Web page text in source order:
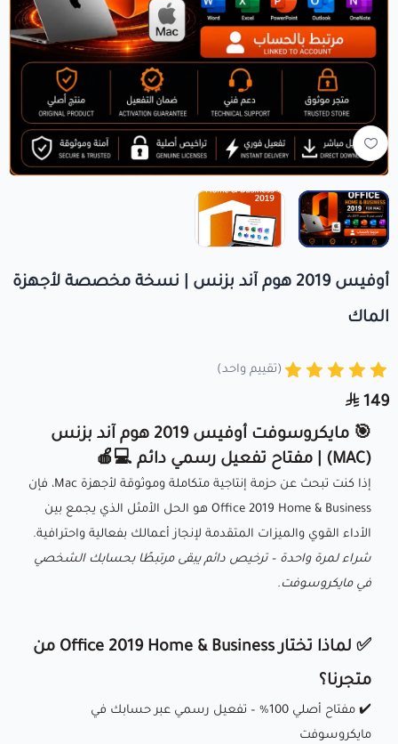
أوفيس 2019 هوم آند بزنس | نسخة مخصصة لأجهزة
الماك
(تقييم واحد)
149
🎯 مايكروسوفت أوفيس 2019 هوم آند بزنس
(MAC) | مفتاح تفعيل رسمي دائم 💻🍎
إذا كنت تبحث عن حزمة إنتاجية متكاملة وموثوقة لأجهزة Mac، فإن
Office 2019 Home & Business هو الحل الأمثل الذي يجمع بين
الأداء القوي والميزات المتقدمة لإنجاز أعمالك بفعالية واحترافية.
شراء لمرة واحدة – ترخيص دائم يبقى مرتبطًا بحسابك الشخصي
في مايكروسوفت.
✅ لماذا تختار Office 2019 Home & Business من
متجرنا؟
✔️ مفتاح أصلي 100% – تفعيل رسمي عبر حسابك في
مايكروسوفت
+966560492549
+966560492549
info@crezykey.com